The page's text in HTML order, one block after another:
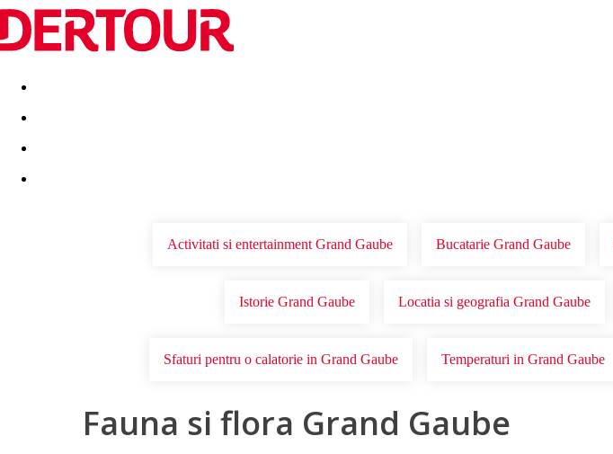
Destinatii Vacanta perfecta OFERTE DE NERATAT
Activitati si entertainment Grand Gaube Bucatarie Grand Gaube
Istorie Grand Gaube Locatia si geografia Grand Gaube
Sfaturi pentru o calatorie in Grand Gaube Temperaturi in Grand Gaube
Fauna si flora Grand Gaube